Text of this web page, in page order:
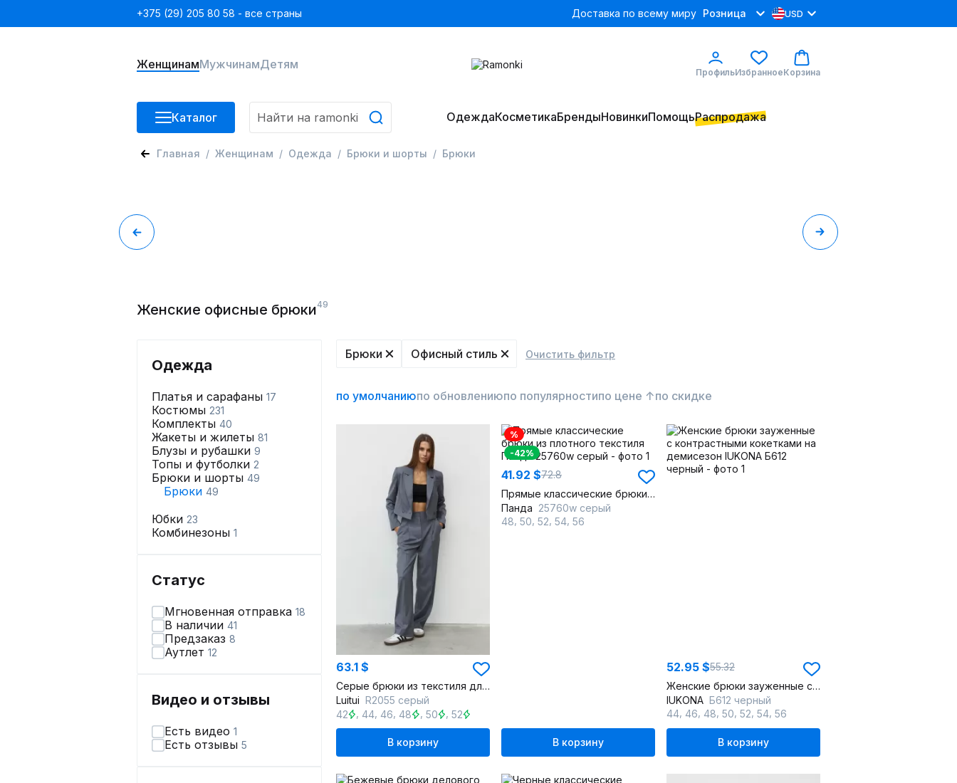
+375 (29) 205 80 58 - все страны Доставка по всему миру Розница USD
ЖенщинамМужчинамДетям
ПрофильИзбранноеКорзина
Каталог ОдеждаКосметикаБрендыНовинкиПомощьРаспродажа
Главная Женщинам Одежда Брюки и шорты Брюки
Женские офисные брюки49
Одежда
Платья и сарафаны 17
Костюмы 231
Комплекты 40
Жакеты и жилеты 81
Блузы и рубашки 9
Топы и футболки 2
Брюки и шорты 49
Брюки 49
Юбки 23
Комбинезоны 1
Статус
Мгновенная отправка 18
В наличии 41
Предзаказ 8
Аутлет 12
Видео и отзывы
Есть видео 1
Есть отзывы 5
Брюки Офисный стиль Очистить фильтр
по умолчаниюпо обновлениюпо популярностипо цене ↑по скидке
63.1 $
Серые брюки из текстиля для делового образа
Luitui R2055 серый
42
44 46 48 50 52
В корзину
%
-42%
41.92 $72.8
Прямые классические брюки из плотного текстиля
Панда 25760w серый
48 50 52 54 56
В корзину
52.95 $55.32
Женские брюки зауженные с контрастными кокетками на демисезон
IUKONA Б612 черный
44 46 48 50 52 54 56
В корзину